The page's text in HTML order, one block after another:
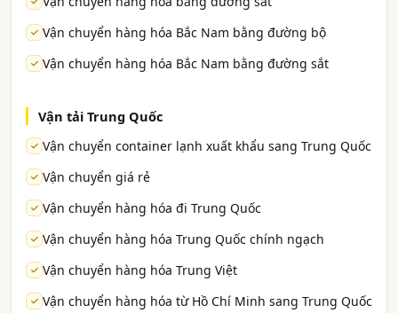
Vận chuyển hàng hóa Bắc Nam bằng đường bộ
Vận chuyển hàng hóa Bắc Nam bằng đường sắt
Vận tải Trung Quốc
Vận chuyển container lạnh xuất khẩu sang Trung Quốc
Vận chuyển giá rẻ
Vận chuyển hàng hóa đi Trung Quốc
Vận chuyển hàng hóa Trung Quốc chính ngạch
Vận chuyển hàng hóa Trung Việt
Vận chuyển hàng hóa từ Hồ Chí Minh sang Trung Quốc